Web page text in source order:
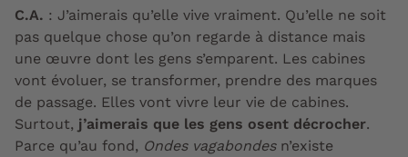
C.A. : J’aimerais qu’elle vive vraiment. Qu’elle ne soit
pas quelque chose qu’on regarde à distance mais
une œuvre dont les gens s’emparent. Les cabines
vont évoluer, se transformer, prendre des marques
de passage. Elles vont vivre leur vie de cabines.
Surtout, j’aimerais que les gens osent décrocher.
Parce qu’au fond, Ondes vagabondesn’existe